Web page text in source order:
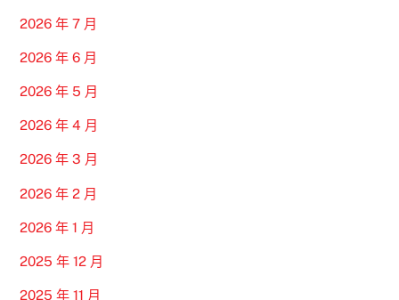
2026 年 7 月
2026 年 6 月
2026 年 5 月
2026 年 4 月
2026 年 3 月
2026 年 2 月
2026 年 1 月
2025 年 12 月
2025 年 11 月